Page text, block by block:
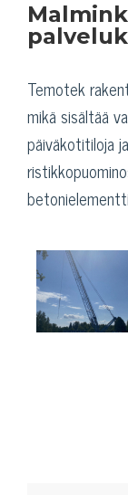
Temotek
mikä sisältää
päiväkotitiloja